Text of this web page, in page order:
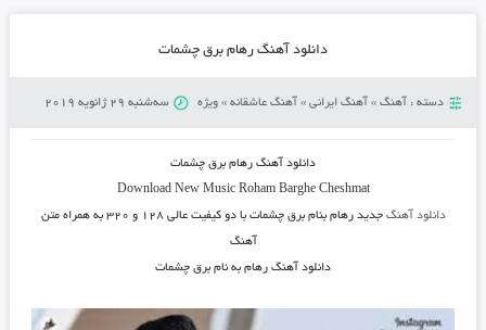
دانلود آهنگ رهام برق چشمات
دسته : آهنگ» آهنگ ایرانی» آهنگ عاشقانه» ویژه سه‌شنبه 29 ژانویه 2019
دانلود آهنگ رهام برق چشمات
Download New Music Roham Barghe Cheshmat
دانلود آهنگ جدید رهام بنام برق چشمات
با دو کیفیت عالی ۱۲۸ و ۳۲۰ به همراه متن
آهنگ
دانلود آهنگ رهام به نام برق چشمات